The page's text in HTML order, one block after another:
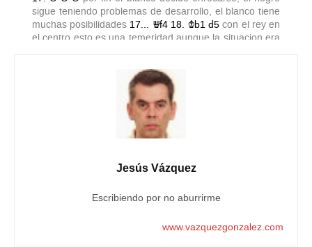
Jesús Vázquez
Escribiendo por no aburrirme
www.vazquezgonzalez.com